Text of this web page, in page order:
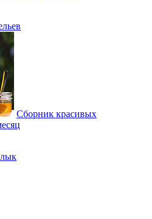
Сборник красивых